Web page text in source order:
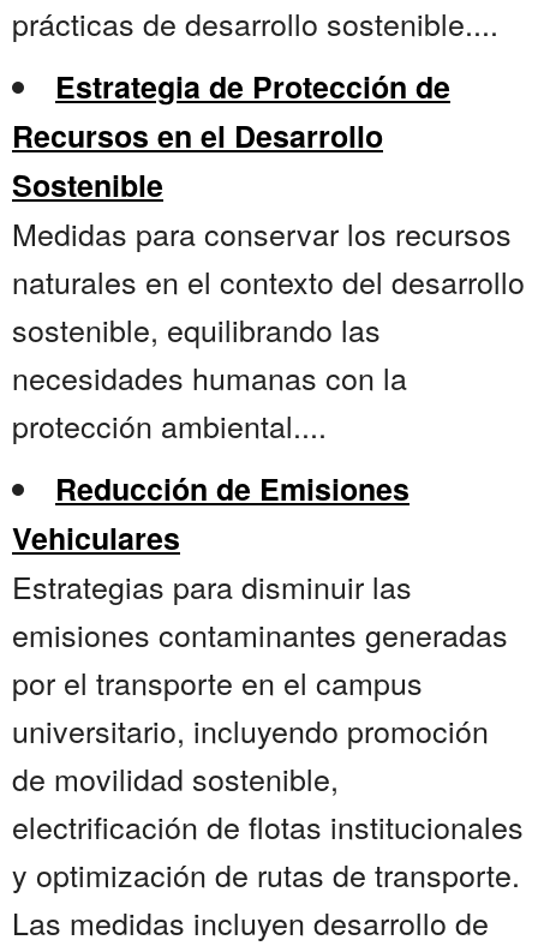
prácticas de desarrollo sostenible....
Estrategia de Protección de
Recursos en el Desarrollo
Sostenible
Medidas para conservar los recursos
naturales en el contexto del desarrollo
sostenible, equilibrando las
necesidades humanas con la
protección ambiental....
Reducción de Emisiones
Vehiculares
Estrategias para disminuir las
emisiones contaminantes generadas
por el transporte en el campus
universitario, incluyendo promoción
de movilidad sostenible,
electrificación de flotas institucionales
y optimización de rutas de transporte.
Las medidas incluyen desarrollo de